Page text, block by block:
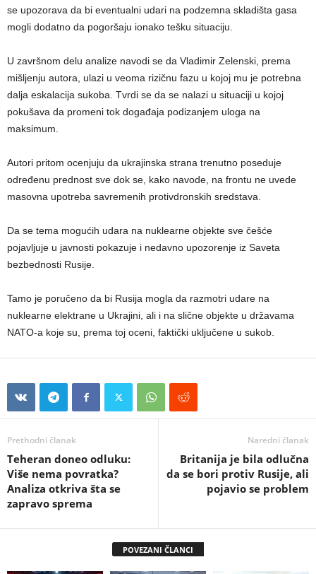
se upozorava da bi eventualni udari na podzemna skladišta gasa
mogli dodatno da pogoršaju ionako tešku situaciju.
U završnom delu analize navodi se da Vladimir Zelenski, prema
mišljenju autora, ulazi u veoma rizičnu fazu u kojoj mu je potrebna
dalja eskalacija sukoba. Tvrdi se da se nalazi u situaciji u kojoj
pokušava da promeni tok događaja podizanjem uloga na
maksimum.
Autori pritom ocenjuju da ukrajinska strana trenutno poseduje
određenu prednost sve dok se, kako navode, na frontu ne uvede
masovna upotreba savremenih protivdronskih sredstava.
Da se tema mogućih udara na nuklearne objekte sve češće
pojavljuje u javnosti pokazuje i nedavno upozorenje iz Saveta
bezbednosti Rusije.
Tamo je poručeno da bi Rusija mogla da razmotri udare na
nuklearne elektrane u Ukrajini, ali i na slične objekte u državama
NATO-a koje su, prema toj oceni, faktički uključene u sukob.
Prethodni članak
Teheran doneo odluku:
Više nema povratka?
Analiza otkriva šta se
zapravo sprema
Naredni članak
Britanija je bila odlučna
da se bori protiv Rusije, ali
pojavio se problem
POVEZANI ČLANCI